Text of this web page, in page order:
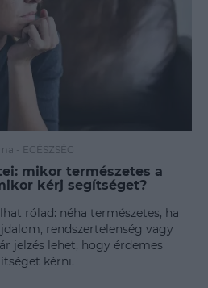
- EGÉSZSÉG
mikor természetes a
kérj segítséget?
rólad: néha természetes, ha
rendszertelenség vagy
jelzés lehet, hogy érdemes
kérni.